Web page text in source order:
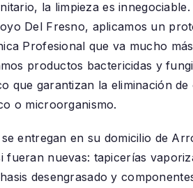
la limpieza es
Del Fresno, aplicamos un
Profesional que va mucho
productos bactericidas y
que garantizan la eliminación de
o microorganismo.
entregan en su domicilio de
fueran nuevas: tapicerías
desengrasado y